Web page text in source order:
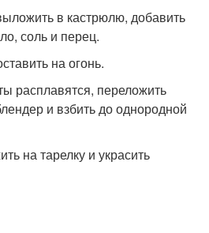
в кастрюлю, добавить
соль и перец.
на огонь.
расплавятся, переложить
и взбить до однородной
на тарелку и украсить